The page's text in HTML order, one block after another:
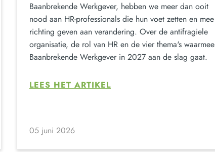
Baanbrekende Werkgever, hebben we meer dan ooit
nood aan HR-professionals die hun voet zetten en mee
richting geven aan verandering. Over de antifragiele
organisatie, de rol van HR en de vier thema's waarmee
Baanbrekende Werkgever in 2027 aan de slag gaat.
LEES HET ARTIKEL
05 juni 2026